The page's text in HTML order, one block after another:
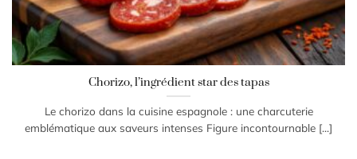
Chorizo, l’ingrédient star des tapas
Le chorizo dans la cuisine espagnole : une charcuterie
emblématique aux saveurs intenses Figure incontournable [...]